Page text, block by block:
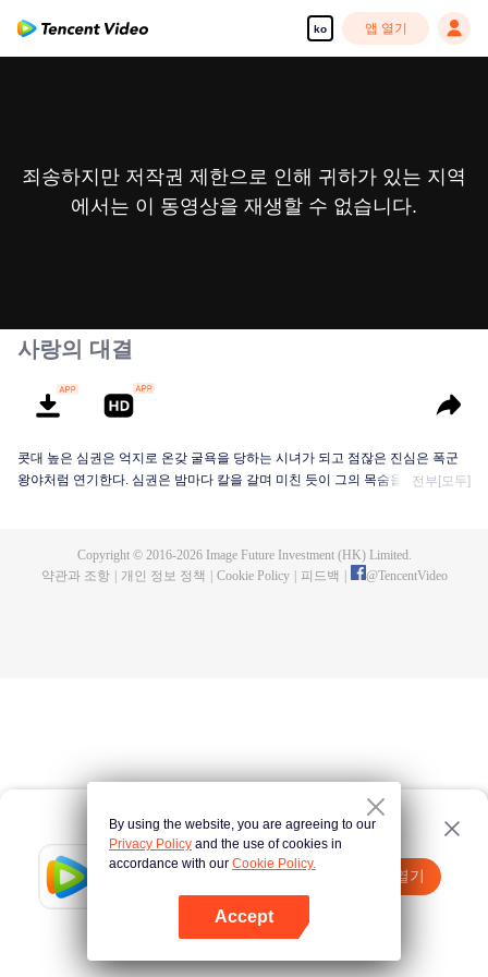
ko 앱 열기
Tencent Video
앱 열기
여기 클릭 다시 시도
죄송하지만 저작권 제한으로 인해 귀하가 있는 지역
에서는 이 동영상을 재생할 수 없습니다.
사랑의 대결
콧대 높은 심권은 억지로 온갖 굴욕을 당하는 시녀가 되고 점잖은 진심은 폭군
왕야처럼 연기한다. 심권은 밤마다 칼을 갈며 미친 듯이 그의 목숨을 노리고, 진
전부[모두]
Copyright © 2016-2026Image Future Investment (HK) Limited.
약관과 조항
개인 정보 정책 Cookie Policy 피드백 @TencentVideo
By using the website, you are agreeing to our
Privacy Policy and the use of cookies in
accordance with our Cookie Policy.
Accept